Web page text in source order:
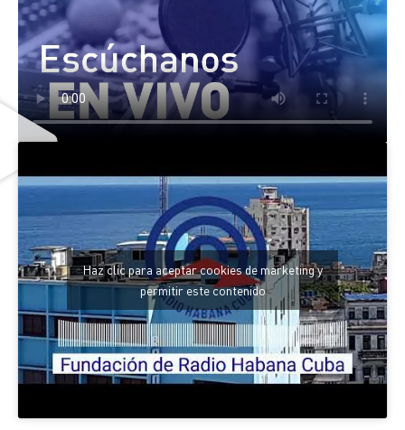
Haz clic para aceptar cookies de marketing y
permitir este contenido